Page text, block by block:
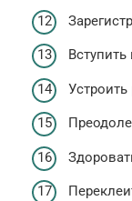
Вступить
Устроить